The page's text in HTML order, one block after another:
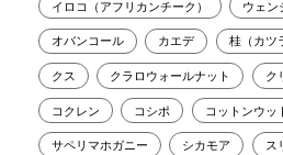
イロコ（アフリカンチーク） ウェン
オバンコール カエデ 桂（カツ
クス クラロウォールナット ク
コクレン コシポ コットンウッ
サペリマホガニー シカモア ス